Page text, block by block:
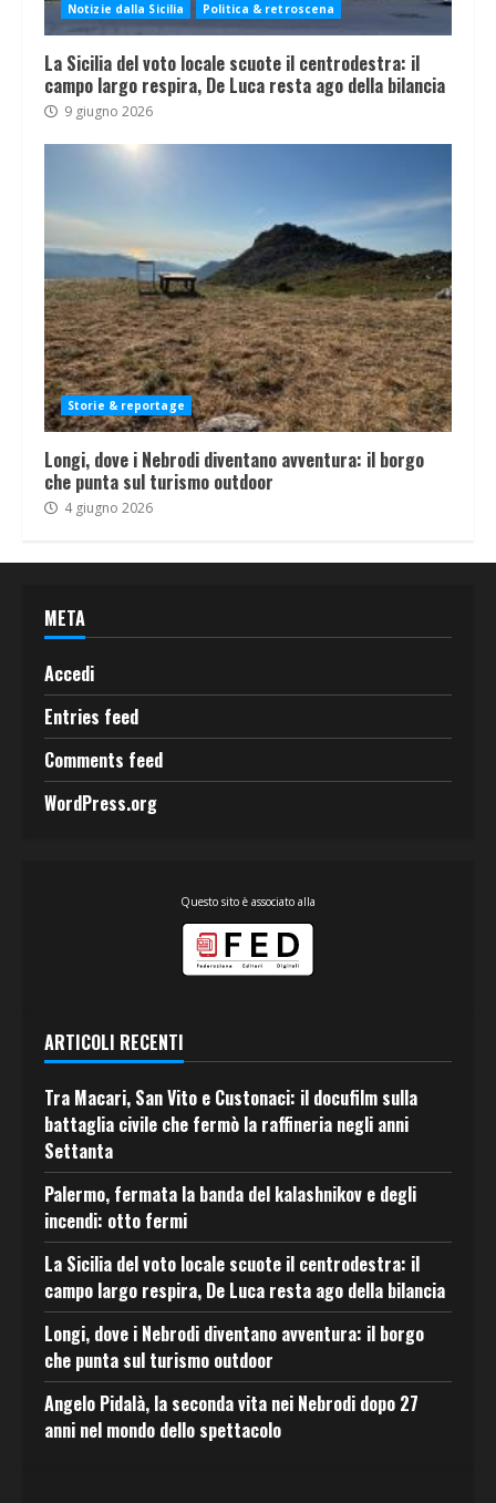
Notizie dalla Sicilia Politica & retroscena
La Sicilia del voto locale scuote il centrodestra: il
campo largo respira, De Luca resta ago della bilancia
9 giugno 2026
Storie & reportage
Longi, dove i Nebrodi diventano avventura: il borgo
che punta sul turismo outdoor
4 giugno 2026
META
Accedi
Entries feed
Comments feed
WordPress.org
Questo sito è associato alla
ARTICOLI RECENTI
Tra Macari, San Vito e Custonaci: il docufilm sulla
battaglia civile che fermò la raffineria negli anni
Settanta
Palermo, fermata la banda del kalashnikov e degli
incendi: otto fermi
La Sicilia del voto locale scuote il centrodestra: il
campo largo respira, De Luca resta ago della bilancia
Longi, dove i Nebrodi diventano avventura: il borgo
che punta sul turismo outdoor
Angelo Pidalà, la seconda vita nei Nebrodi dopo 27
anni nel mondo dello spettacolo